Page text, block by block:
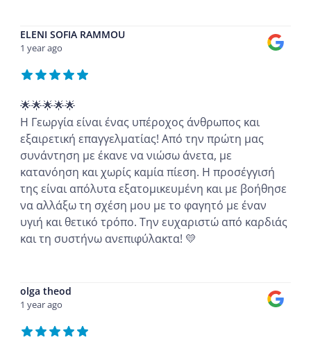
ELENI SOFIA RAMMOU
1 year ago
🌟🌟🌟🌟🌟
Η Γεωργία είναι ένας υπέροχος άνθρωπος και
εξαιρετική επαγγελματίας! Από την πρώτη μας
συνάντηση με έκανε να νιώσω άνετα, με
κατανόηση και χωρίς καμία πίεση. Η προσέγγισή
της είναι απόλυτα εξατομικευμένη και με βοήθησε
να αλλάξω τη σχέση μου με το φαγητό με έναν
υγιή και θετικό τρόπο. Την ευχαριστώ από καρδιάς
και τη συστήνω ανεπιφύλακτα! 💛
olga theod
1 year ago